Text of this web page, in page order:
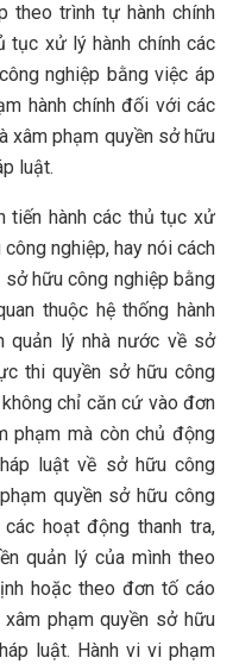
theo trình tự hành chính
tục xử lý hành chính các
nghiệp bằng việc áp
hành chính đối với các
xâm phạm quyền sở hữu
luật.
hành các thủ tục xử
nghiệp, hay nói cách
hữu công nghiệp bằng
thuộc hệ thống hành
quản lý nhà nước về sở
thi quyền sở hữu công
chỉ căn cứ vào đơn
phạm mà còn chủ động
luật về sở hữu công
quyền sở hữu công
hoạt động thanh tra,
quản lý của mình theo
hoặc theo đơn tố cáo
phạm quyền sở hữu
luật. Hành vi vi phạm